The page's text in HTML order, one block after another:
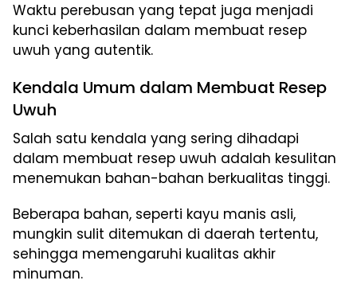
Waktu perebusan yang tepat juga menjadi
kunci keberhasilan dalam membuat resep
uwuh yang autentik.
Kendala Umum dalam Membuat Resep
Uwuh
Salah satu kendala yang sering dihadapi
dalam membuat resep uwuh adalah kesulitan
menemukan bahan-bahan berkualitas tinggi.
Beberapa bahan, seperti kayu manis asli,
mungkin sulit ditemukan di daerah tertentu,
sehingga memengaruhi kualitas akhir
minuman.